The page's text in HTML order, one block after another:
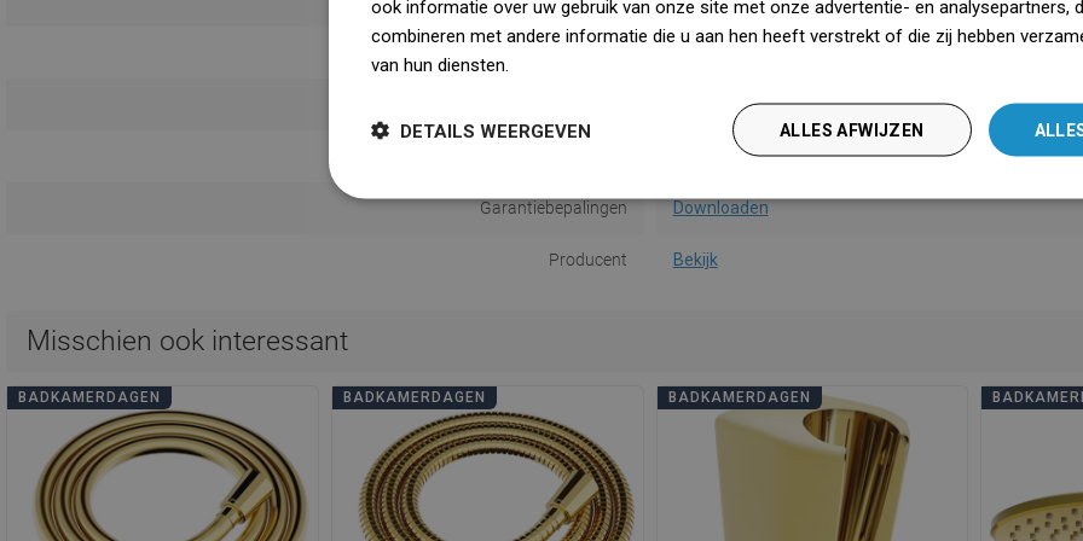
Downloaden
Downloaden
Garantiebepalingen Downloaden
Producent Bekijk
Misschien ook interessant
BADKAMERDAGEN BADKAMERDAGEN BADKAMERDAGEN
ook informatie over uw gebruik van onze site met onze advertentie- en analysepartners,
combineren met andere informatie die u aan hen heeft verstrekt of die zij hebben
van hun diensten.
ALLES AFWIJZEN
DETAILS WEERGEVEN